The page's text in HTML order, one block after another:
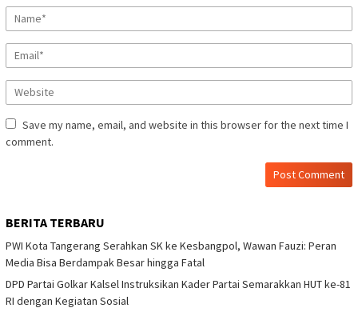
Save my name, email, and website in this browser for the next time I
comment.
BERITA TERBARU
PWI Kota Tangerang Serahkan SK ke Kesbangpol, Wawan Fauzi: Peran
Media Bisa Berdampak Besar hingga Fatal
DPD Partai Golkar Kalsel Instruksikan Kader Partai Semarakkan HUT ke-81
RI dengan Kegiatan Sosial